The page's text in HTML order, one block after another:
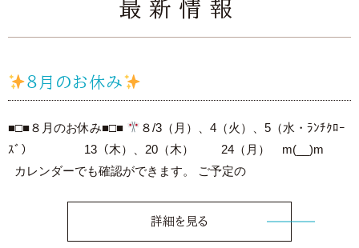
最新情報
８月のお休み
■□■８月のお休み■□■
８/3（月）、4（火）、5（水・ﾗﾝﾁｸﾛｰ
ｽﾞ） 13（木）、20（木） 24（月） m(__)m
カレンダーでも確認ができます。 ご予定の
詳細を見る